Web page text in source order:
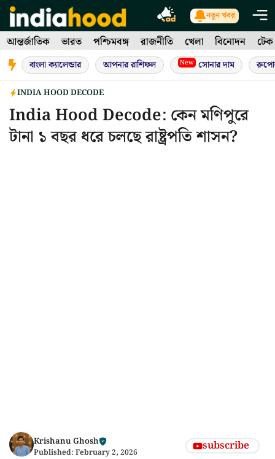
Skip
to
content
নতুন খবর
আন্তর্জাতিক ভারত পশ্চিমবঙ্গ রাজনীতি খেলা বিনোদন টেক
বাংলা ক্যালেন্ডার আপনার রাশিফল New সোনার দাম
INDIA HOOD DECODE
India Hood Decode: কেন মণিপুরে
টানা ১ বছর ধরে চলছে রাষ্ট্রপতি শাসন?
Krishanu Ghosh
Published: February 2, 2026 subscribe